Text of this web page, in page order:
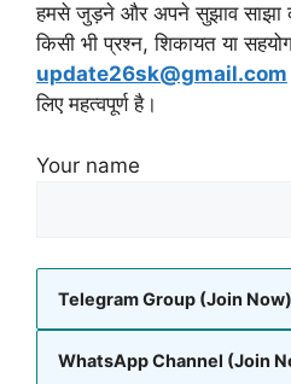
हमसे जुड़ने और अपने सुझाव साझा
किसी भी प्रश्न, शिकायत या
update26sk@gmail.com
लिए महत्वपूर्ण है।
Your name
Telegram Group (Join Now)
WhatsApp Channel (Join